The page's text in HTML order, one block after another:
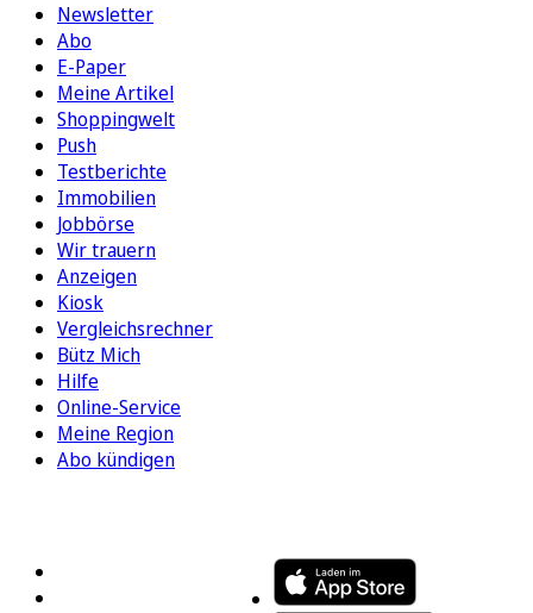
Newsletter
Abo
E-Paper
Meine Artikel
Shoppingwelt
Push
Testberichte
Immobilien
Jobbörse
Wir trauern
Anzeigen
Kiosk
Vergleichsrechner
Bütz Mich
Hilfe
Online-Service
Meine Region
Abo kündigen